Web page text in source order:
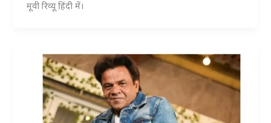
मूवी रिव्यू हिंदी में।